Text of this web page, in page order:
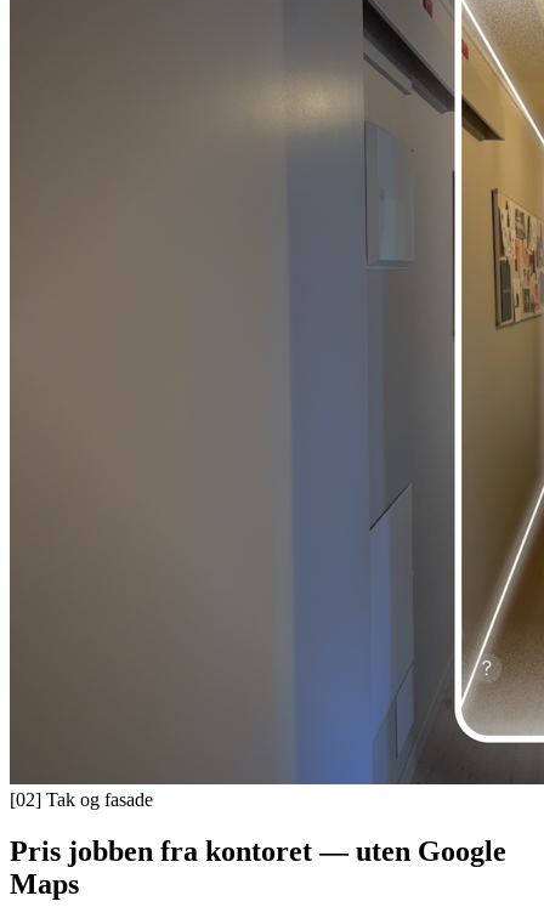
[02] Tak og fasade
Pris jobben fra kontoret — uten Google
Maps